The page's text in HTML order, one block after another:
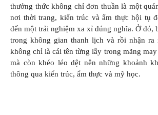
thưởng thức không chỉ đơn thuần là một
nơi thời trang, kiến trúc và ẩm thực hội tụ
đến một trải nghiệm xa xỉ đúng nghĩa. Ở đó,
trong không gian thanh lịch và rồi nhận ra
không chỉ là cái tên từng lẫy trong mãng
mà còn khéo léo dệt nên những khoảnh
thông qua kiến trúc, ẩm thực và mỹ học.